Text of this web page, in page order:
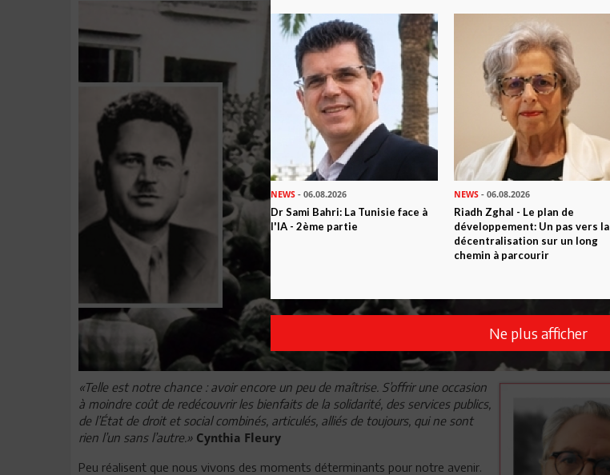
«Telle est notre chance : avoir encore un peu de maîtrise. S’offrir une occasion
à moindre coût de redécouvrir les bienfaits de la solidarité, des services publics,
de l’État de droit et social combinés, articulés, alliés de toujours, qui ne sont
rien l’un sans l’autre.» Cynthia Fleury
Peu réalisent que nous vivons des moments déterminants pour notre avenir.
NEWS - 06.08.2026
Dr Sami Bahri: La Tunisie face à
l'IA - 2ème partie
NEWS - 06.08.2026
Riadh Zghal - Le plan de
développement: Un pas vers la
décentralisation sur un long
chemin à parcourir
Ne plus afficher